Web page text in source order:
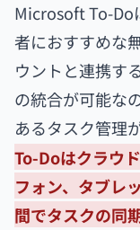
Microsoft To-Do
者におすすめな
ウントと連携す
の統合が可能な
あるタスク管理
To-Doはクラウ
フォン、タブレ
間でタスクの同